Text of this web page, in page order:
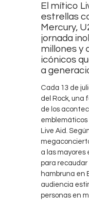
El mítico
estrellas
Mercury,
jornada
millones y
icónicos
a
Cada 13 de
del Rock, una
de los
emblemáticos
Live Aid.
a las mayores
para
hambruna en
audiencia
personas en